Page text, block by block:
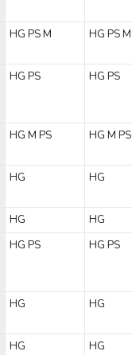
HG PSM HG PSM
HG PS HG PS
HG M PS HG M PS
HG HG
HG
HG
HG PS HG PS
HG HG
HG HG